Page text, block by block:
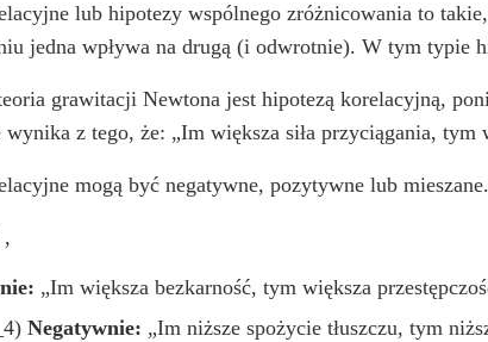
lub hipotezy wspólnego zróżnicowania to
jedna wpływa na drugą (i odwrotnie). W tym typie
grawitacji Newtona jest hipotezą korelacyjną,
z tego, że: „Im większa siła przyciągania, tym
mogą być negatywne, pozytywne lub mieszane.
,
„Im większa bezkarność, tym większa
Negatywnie: „Im niższe spożycie tłuszczu, tym